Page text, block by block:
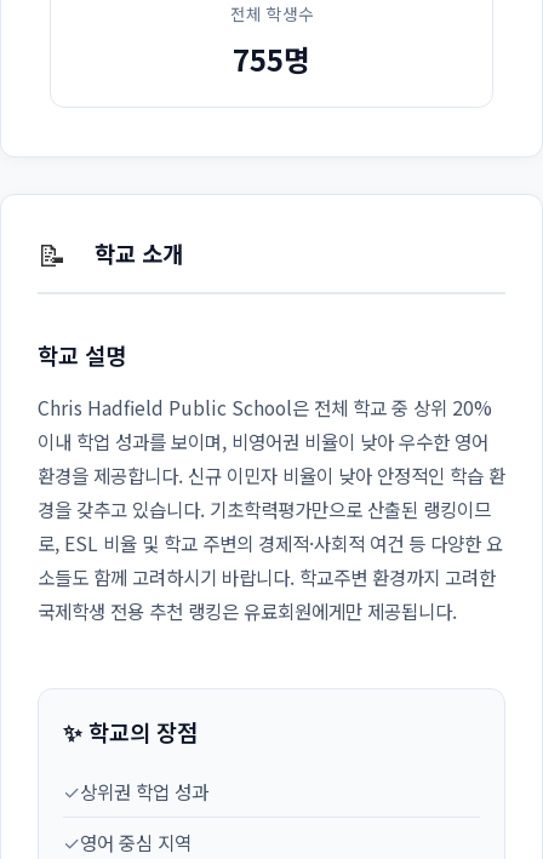
전체 학생수
755명
📝 학교 소개
학교 설명
Chris Hadfield Public School은 전체 학교 중 상위 20%
이내 학업 성과를 보이며, 비영어권 비율이 낮아 우수한 영어
환경을 제공합니다. 신규 이민자 비율이 낮아 안정적인 학습 환
경을 갖추고 있습니다. 기초학력평가만으로 산출된 랭킹이므
로, ESL 비율 및 학교 주변의 경제적·사회적 여건 등 다양한 요
소들도 함께 고려하시기 바랍니다. 학교주변 환경까지 고려한
국제학생 전용 추천 랭킹은 유료회원에게만 제공됩니다.
✨ 학교의 장점
✓상위권 학업 성과
✓영어 중심 지역